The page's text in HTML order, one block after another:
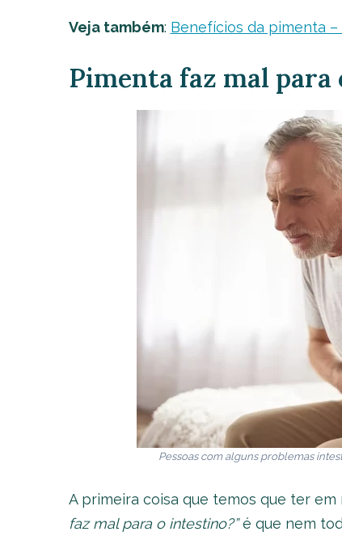
Veja também: Benefícios da pimenta
Pimenta faz mal para
Pessoas com alguns problemas
A primeira coisa que temos que ter
faz mal para o intestino?”é que nem